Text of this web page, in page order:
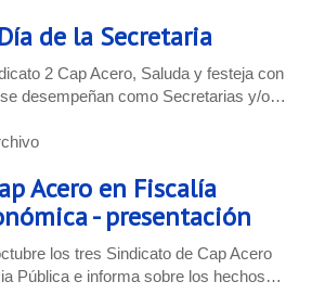
de la Secretaria
2 Cap Acero, Saluda y festeja con
desempeñan como Secretarias y/o…
Acero en Fiscalía
- presentación
los tres Sindicato de Cap Acero
Pública e informa sobre los hechos…